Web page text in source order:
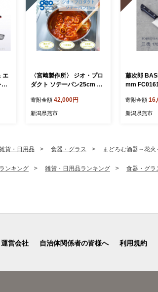
エ
ッ
〈宮﨑製作所〉 ジオ・プロ
ダクト ソテーパン25cm FC
IH 対応 鍋 ステンレス 燕三
条 燕 燕市 】
寄附金額 42,000円
新潟県燕市
藤次郎
mm
寄附金額
新潟県燕市
貨・日用品 食器・グラス まどろむ酒器～花火
ランキング 雑貨・日用品ランキング 食器・グラ
運営会社 自治体関係者の皆様へ 利用規約